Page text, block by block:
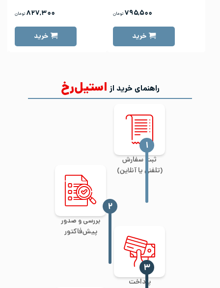
۷۹۵,۵۰۰ تومان
خرید
۸۲۷,۳۰۰ تومان
خرید
راهنمای خرید از استیل‌رخ
ثبت سفارش
(تلفنی یا آنلاین)
‍۱
بررسی و صدور
پیش‌فاکتور
‍۲
پرداخت
‍۳